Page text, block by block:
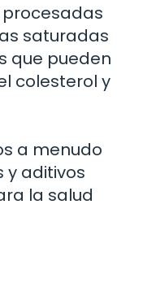
procesadas
saturadas
que pueden
colesterol y
a menudo
y aditivos
la salud